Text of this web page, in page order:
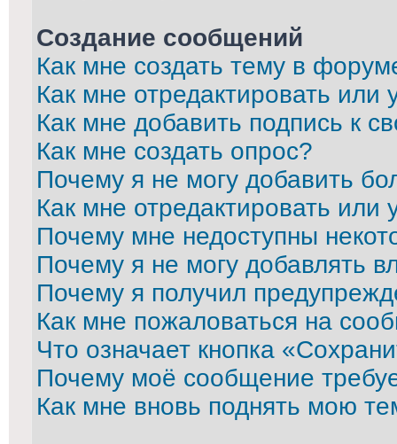
Создание сообщений
Как мне создать тему в
Как мне отредактировать
Как мне добавить подпись к
Как мне создать опрос?
Почему я не могу добавить
Как мне отредактировать или
Почему мне недоступны
Почему я не могу добавлять
Почему я получил
Как мне пожаловаться на
Что означает кнопка
Почему моё сообщение
Как мне вновь поднять мою